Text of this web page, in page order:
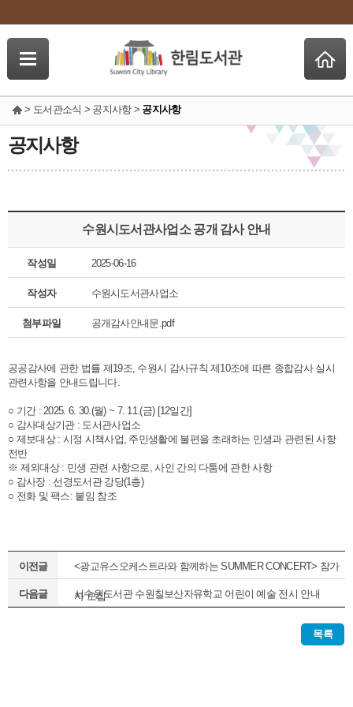
> 도서관소식 > 공지사항 > 공지사항
공지사항
수원시도서관사업소 공개 감사 안내
작성일 2025-06-16
작성자 수원시도서관사업소
첨부파일 공개감사안내문.pdf
공공감사에 관한 법률 제19조, 수원시 감사규칙 제10조에 따른 종합감사 실시
관련사항을 안내드립니다.
○ 기간 : 2025. 6. 30.(월) ~ 7. 11.(금) [12일간]
○ 감사대상기관 : 도서관사업소
○ 제보대상 : 시정 시책사업, 주민생활에 불편을 초래하는 민생과 관련된 사항
전반
※ 제외대상 : 민생 관련 사항으로, 사인 간의 다툼에 관한 사항
○ 감사장 : 선경도서관 강당(1층)
○ 전화 및 팩스: 붙임 참조
이전글 <광교유스오케스트라와 함께하는 SUMMER CONCERT> 참가
자 모집
다음글 서수원도서관 수원칠보산자유학교 어린이 예술 전시 안내
목록